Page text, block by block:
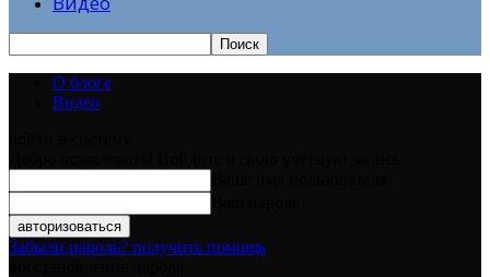
О блоге
Видео
Забыли пароль? получить помощь